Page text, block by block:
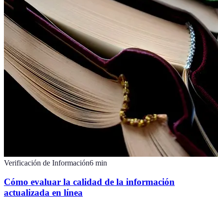
Verificación de Información6 min
Cómo evaluar la calidad de la información
actualizada en línea